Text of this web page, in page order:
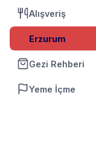
Alışveriş
Erzurum
Gezi Rehberi
Yeme İçme